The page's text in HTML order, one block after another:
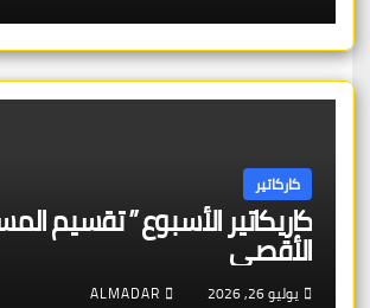
كاركاتير
كاريكاتير الأسبوع ” تقسيم
الأقصى
يوليو 26, 2026 ALMADAR